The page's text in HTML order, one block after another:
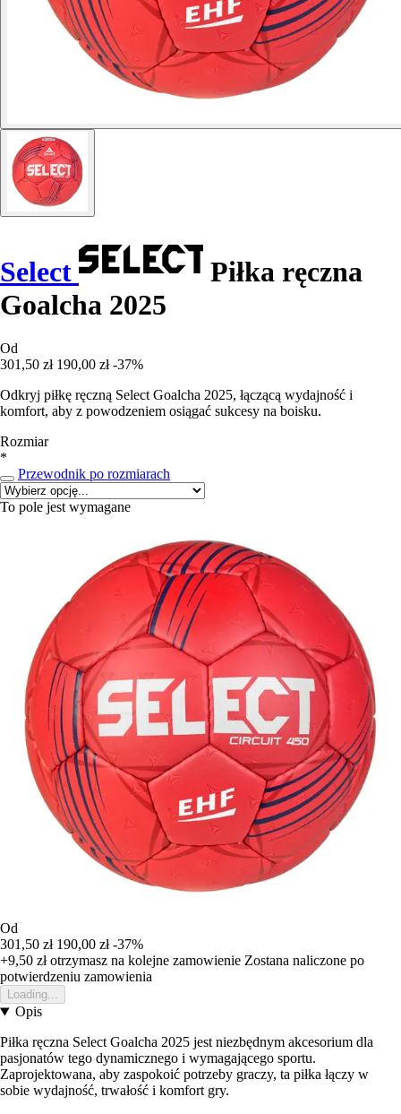
Select
Piłka ręczna
Goalcha 2025
Od
301,50 zł 190,00 zł -37%
Odkryj piłkę ręczną Select Goalcha 2025, łączącą wydajność i
komfort, aby z powodzeniem osiągać sukcesy na boisku.
Rozmiar
*
Przewodnik po rozmiarach
To pole jest wymagane
Od
301,50 zł 190,00 zł -37%
+9,50 złotrzymasz na kolejne zamowienie Zostana naliczone po
potwierdzeniu zamowienia
Loading...
Opis
Piłka ręczna Select Goalcha 2025 jest niezbędnym akcesorium dla
pasjonatów tego dynamicznego i wymagającego sportu.
Zaprojektowana, aby zaspokoić potrzeby graczy, ta piłka łączy w
sobie wydajność, trwałość i komfort gry.